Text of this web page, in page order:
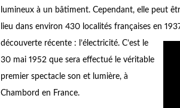
lumineux à un bâtiment. Cependant, elle peut
lieu dans environ 430 localités françaises en
découverte récente : l’électricité. C’est le
30 mai 1952 que sera effectué le véritable
premier spectacle son et lumière, à
Chambord en France.